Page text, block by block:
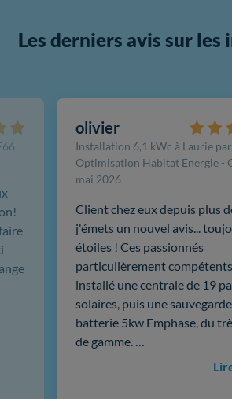
Les derniers avis sur
olivier
Installation 6,1 kWc à Laurie par
Optimisation Habitat Energie -
mai 2026
Client chez eux depuis plus
j'émets un nouvel avis...
étoiles ! Ces passionnés
particulièrement
installé une centrale de 19
solaires, puis une sauvegarde
batterie 5kw Emphase, du
de gamme. …